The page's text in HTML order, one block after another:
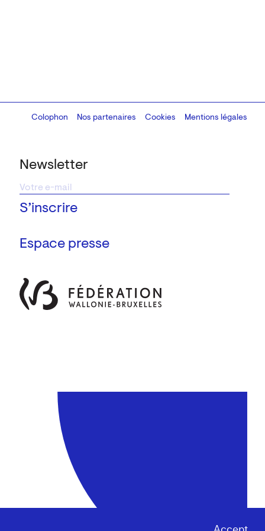
Newsletter
Espace presse
Colophon
Design:Marcel Kaczmarek, code:8080.studio
Nos partenaires Cookies Mentions légales